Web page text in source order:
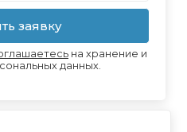
заявку
на хранение и
данных.